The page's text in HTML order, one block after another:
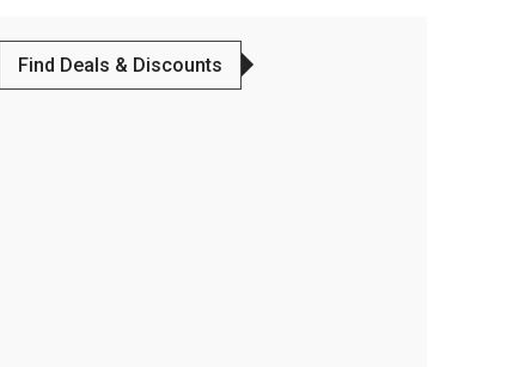
Find Deals & Discounts